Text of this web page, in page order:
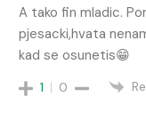
A tako fin mladic.
pjesacki,hvata
kad se osunetis😁
1 0